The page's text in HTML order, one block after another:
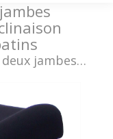
jambes…